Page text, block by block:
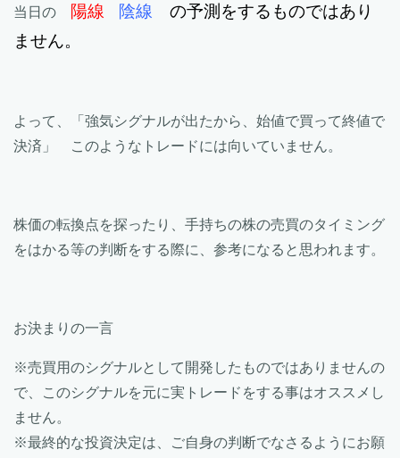
当日の 陽線 陰線 の予測をするものではあり
ません。
よって、「強気シグナルが出たから、始値で買って終値で
決済」 このようなトレードには向いていません。
株価の転換点を探ったり、手持ちの株の売買のタイミング
をはかる等の判断をする際に、参考になると思われます。
お決まりの一言
※売買用のシグナルとして開発したものではありませんの
で、このシグナルを元に実トレードをする事はオススメし
ません。
※最終的な投資決定は、ご自身の判断でなさるようにお願